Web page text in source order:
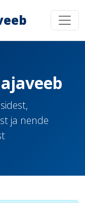
ja nende